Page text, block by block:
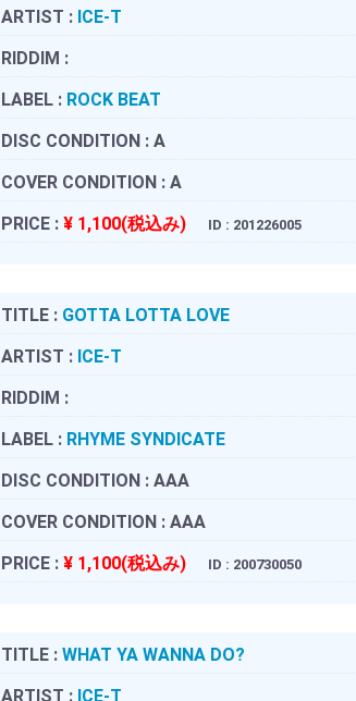
ARTIST : ICE-T
RIDDIM :
LABEL : ROCK BEAT
DISC CONDITION : A
COVER CONDITION : A
PRICE : ¥ 1,100(税込み) ID : 201226005
TITLE : GOTTA LOTTA LOVE
ARTIST : ICE-T
RIDDIM :
LABEL : RHYME SYNDICATE
DISC CONDITION : AAA
COVER CONDITION : AAA
PRICE : ¥ 1,100(税込み) ID : 200730050
TITLE : WHAT YA WANNA DO?
ARTIST : ICE-T